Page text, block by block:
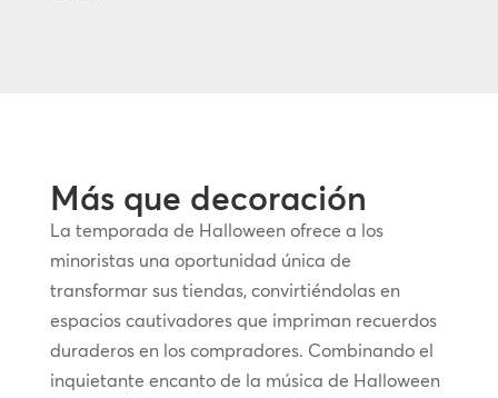
Más que decoración
La temporada de Halloween ofrece a los
minoristas una oportunidad única de
transformar sus tiendas, convirtiéndolas en
espacios cautivadores que impriman recuerdos
duraderos en los compradores. Combinando el
inquietante encanto de la música de Halloween